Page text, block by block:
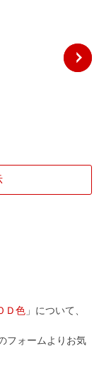
旗印ビ
５０ｇ
Ｄ色 」について、
フォームよりお気